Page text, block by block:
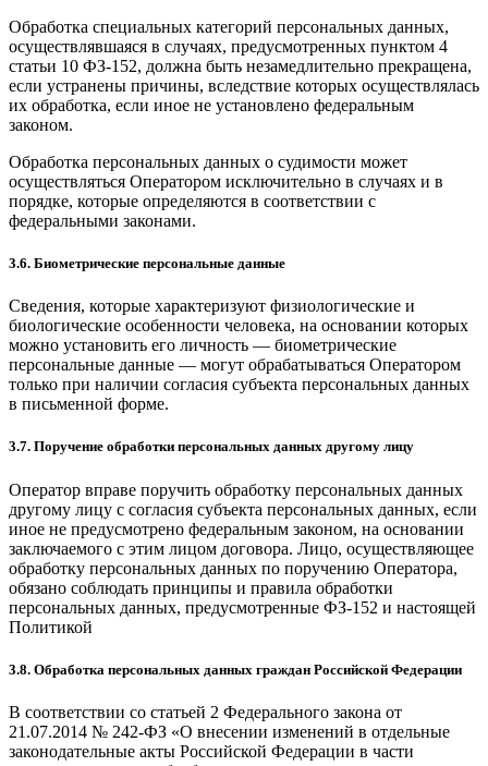
Обработка специальных категорий персональных данных,
осуществлявшаяся в случаях, предусмотренных пунктом 4
статьи 10 ФЗ-152, должна быть незамедлительно прекращена,
если устранены причины, вследствие которых осуществлялась
их обработка, если иное не установлено федеральным
законом.
Обработка персональных данных о судимости может
осуществляться Оператором исключительно в случаях и в
порядке, которые определяются в соответствии с
федеральными законами.
3.6. Биометрические персональные данные
Сведения, которые характеризуют физиологические и
биологические особенности человека, на основании которых
можно установить его личность — биометрические
персональные данные — могут обрабатываться Оператором
только при наличии согласия субъекта персональных данных
в письменной форме.
3.7. Поручение обработки персональных данных другому лицу
Оператор вправе поручить обработку персональных данных
другому лицу с согласия субъекта персональных данных, если
иное не предусмотрено федеральным законом, на основании
заключаемого с этим лицом договора. Лицо, осуществляющее
обработку персональных данных по поручению Оператора,
обязано соблюдать принципы и правила обработки
персональных данных, предусмотренные ФЗ-152 и настоящей
Политикой
3.8. Обработка персональных данных граждан Российской Федерации
В соответствии со статьей 2 Федерального закона от
21.07.2014 № 242-ФЗ «О внесении изменений в отдельные
законодательные акты Российской Федерации в части